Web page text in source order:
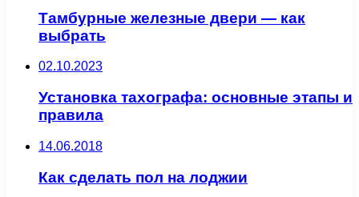
Тамбурные железные двери — как
выбрать
02.10.2023
Установка тахографа: основные этапы и
правила
14.06.2018
Как сделать пол на лоджии